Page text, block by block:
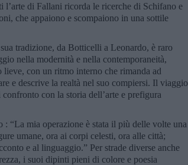
l’arte di Fallani ricorda le ricerche di Schifano e
che appaiono e scompaiono in una sottile
tradizione, da Botticelli a Leonardo, è raro
nella modernità e nella contemporaneità,
lieve, con un ritmo interno che rimanda ad
e descrive la realtà nel suo compiersi. Il viaggio
con la storia dell’arte e prefigura
: “La mia operazione è stata il più delle volte una
umane, ora ai corpi celesti, ora alle città;
e al linguaggio.” Per strade diverse anche
i suoi dipinti pieni di colore e poesia